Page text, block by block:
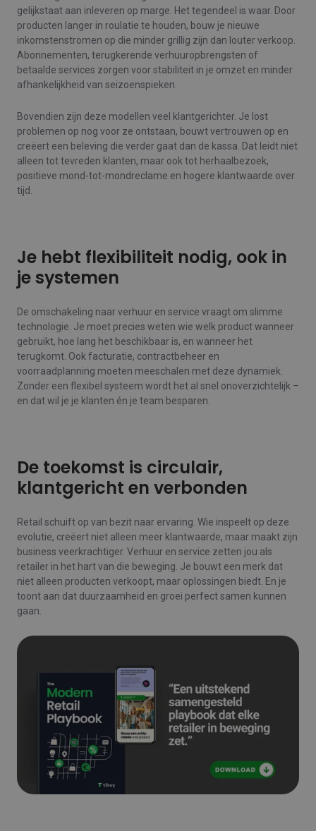
gelijkstaat aan inleveren op marge. Het tegendeel is waar. Door
producten langer in roulatie te houden, bouw je nieuwe
inkomstenstromen op die minder grillig zijn dan louter verkoop.
Abonnementen, terugkerende verhuuropbrengsten of
betaalde services zorgen voor stabiliteit in je omzet en minder
afhankelijkheid van seizoenspieken.
Bovendien zijn deze modellen veel klantgerichter. Je lost
problemen op nog voor ze ontstaan, bouwt vertrouwen op en
creëert een beleving die verder gaat dan de kassa. Dat leidt niet
alleen tot tevreden klanten, maar ook tot herhaalbezoek,
positieve mond-tot-mondreclame en hogere klantwaarde over
tijd.
Je hebt flexibiliteit nodig, ook in
je systemen
De omschakeling naar verhuur en service vraagt om slimme
technologie. Je moet precies weten wie welk product wanneer
gebruikt, hoe lang het beschikbaar is, en wanneer het
terugkomt. Ook facturatie, contractbeheer en
voorraadplanning moeten meeschalen met deze dynamiek.
Zonder een flexibel systeem wordt het al snel onoverzichtelijk –
en dat wil je je klanten én je team besparen.
De toekomst is circulair,
klantgericht en verbonden
Retail schuift op van bezit naar ervaring. Wie inspeelt op deze
evolutie, creëert niet alleen meer klantwaarde, maar maakt zijn
business veerkrachtiger. Verhuur en service zetten jou als
retailer in het hart van die beweging. Je bouwt een merk dat
niet alleen producten verkoopt, maar oplossingen biedt. En je
toont aan dat duurzaamheid en groei perfect samen kunnen
gaan.